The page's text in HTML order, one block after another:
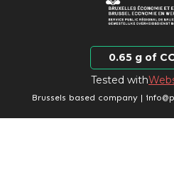
0.65 g of
Tested with
Brussels based company |